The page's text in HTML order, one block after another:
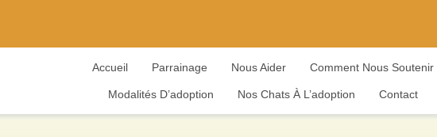
Accueil Parrainage Nous Aider Comment Nous Soutenir
Modalités D’adoption Nos Chats À L’adoption Contact